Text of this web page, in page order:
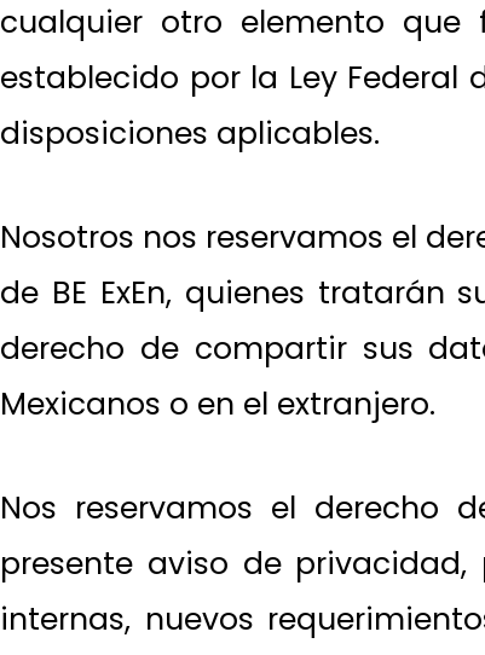
cualquier otro elemento
establecido por la Ley Federal
disposiciones aplicables.
Nosotros nos reservamos el
de BE ExEn, quienes tratarán
derecho de compartir sus
Mexicanos o en el extranjero.
Nos reservamos el derecho
presente aviso de
internas, nuevos